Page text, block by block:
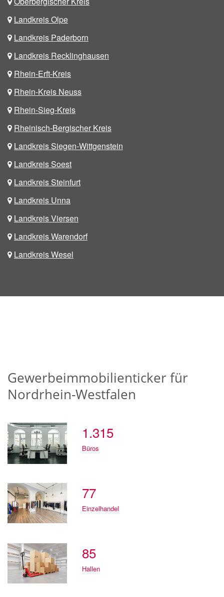
Landkreis Olpe
Landkreis Paderborn
Landkreis Recklinghausen
Rhein-Erft-Kreis
Rhein-Kreis Neuss
Rhein-Sieg-Kreis
Rheinisch-Bergischer Kreis
Landkreis Siegen-Wittgenstein
Landkreis Soest
Landkreis Steinfurt
Landkreis Unna
Landkreis Viersen
Landkreis Warendorf
Landkreis Wesel
Gewerbeimmobilienticker für
Nordrhein-Westfalen
1.315
Büros
77
Einzelhandel
85
Hallen